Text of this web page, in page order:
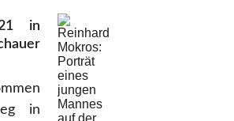
in
in